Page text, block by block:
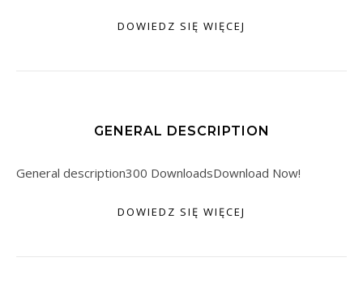
DOWIEDZ SIĘ WIĘCEJ
GENERAL DESCRIPTION
General description300 DownloadsDownload Now!
DOWIEDZ SIĘ WIĘCEJ